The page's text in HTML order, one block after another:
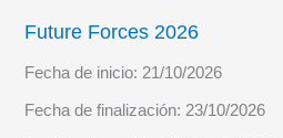
Future Forces 2026
Fecha de inicio:21/10/2026
Fecha de finalización:23/10/2026